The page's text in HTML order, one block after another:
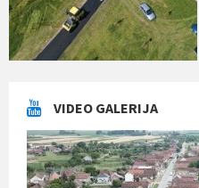
VIDEO GALERIJA